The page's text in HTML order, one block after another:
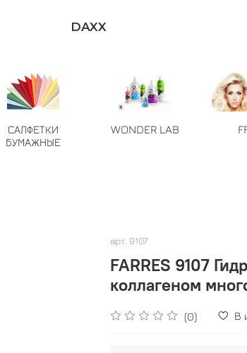
DAXX
САЛФЕТКИ
БУМАЖНЫЕ
WONDER LAB
арт. 9107
FARRES 9107 Гидрогелевые патчи для глаз с
коллагеном
(0) В